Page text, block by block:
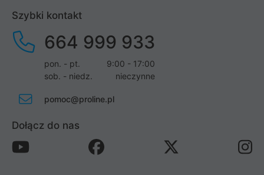
Szybki kontakt
664 999 933
pon. - pt.
9:00 - 17:00
sob. - niedz.
nieczynne
pomoc@proline.pl
Dołącz do nas